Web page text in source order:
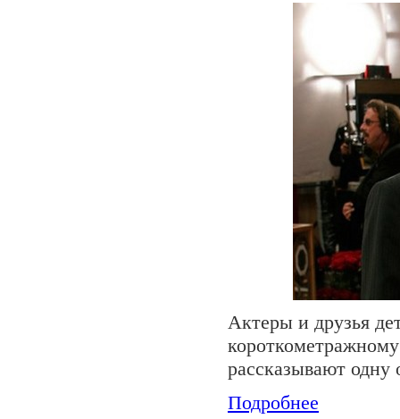
Актеры и друзья
рассказывают
Подробнее